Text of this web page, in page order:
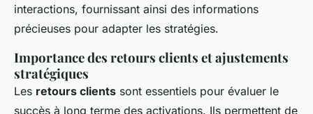
interactions, fournissant ainsi des informations
précieuses pour adapter les stratégies.
Importance des retours clients et ajustements
stratégiques
Les retours clients sont essentiels pour évaluer le
succès à long terme des activations. Ils permettent de